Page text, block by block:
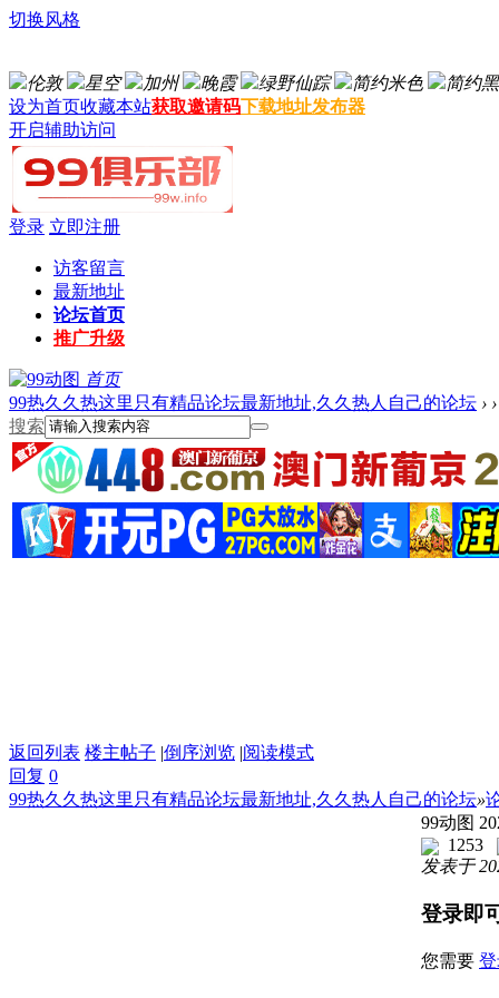
切换风格
伦敦 星空 加州 晚霞 绿野仙踪 简约米色
简约
设为首页收藏本站获取邀请码下载地址发布器
开启辅助访问
登录 立即注册
访客留言
最新地址
论坛首页
推广升级
首页
99热久久热这里只有精品论坛最新地址,久久热人自己的论坛 › ›
搜索
返回列表 楼主帖子 |倒序浏览 |阅读模式
回复 0
99热久久热这里只有精品论坛最新地址,久久热人自己的论坛»
99动图
1253
发表于
登录即
您需要